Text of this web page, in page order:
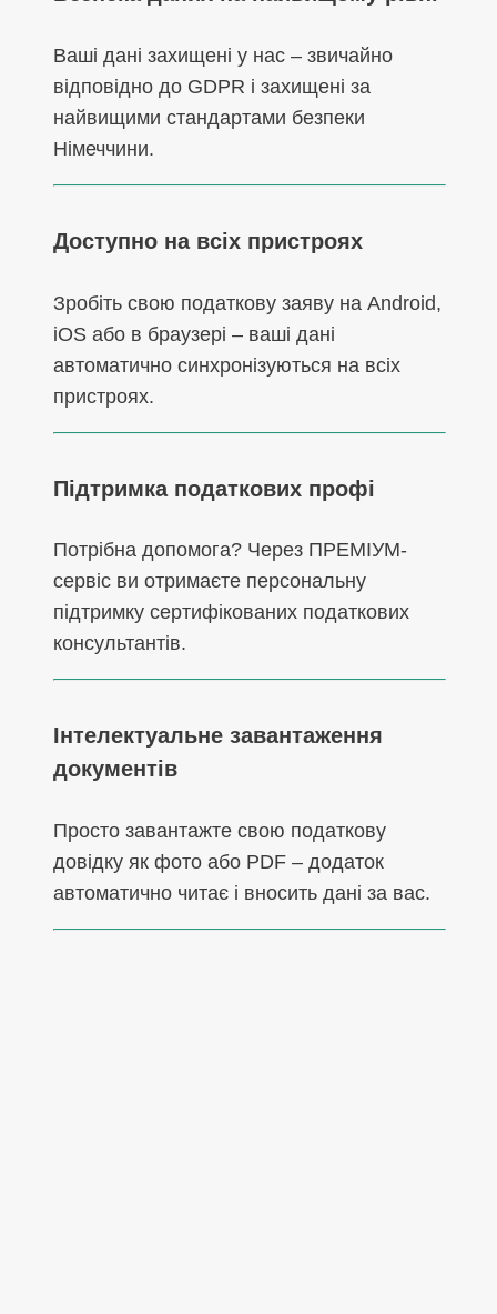
Ваші дані захищені у нас – звичайно
відповідно до GDPR і захищені за
найвищими стандартами безпеки
Німеччини.
Доступно на всіх пристроях
Зробіть свою податкову заяву на Android,
iOS або в браузері – ваші дані
автоматично синхронізуються на всіх
пристроях.
Підтримка податкових профі
Потрібна допомога? Через ПРЕМІУМ-
сервіс ви отримаєте персональну
підтримку сертифікованих податкових
консультантів.
Інтелектуальне завантаження
документів
Просто завантажте свою податкову
довідку як фото або PDF – додаток
автоматично читає і вносить дані за вас.